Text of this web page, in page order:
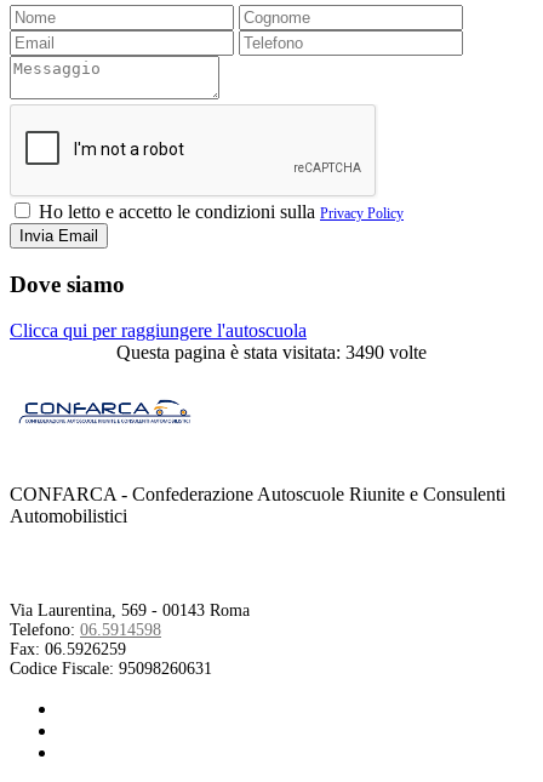
Ho letto e accetto le condizioni sulla Privacy Policy
Dove siamo
Clicca qui per raggiungere l'autoscuola
Questa pagina è stata visitata: 3490 volte
CONFARCA - Confederazione Autoscuole Riunite e Consulenti
Automobilistici
Via Laurentina, 569 - 00143 Roma
Telefono: 06.5914598
Fax: 06.5926259
Codice Fiscale: 95098260631